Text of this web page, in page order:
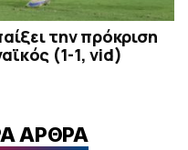
την πρόκριση
(1-1, vid)
ΑΡΘΡΑ